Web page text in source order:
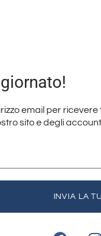
email per
sito e degli account
INVIA LA
F I